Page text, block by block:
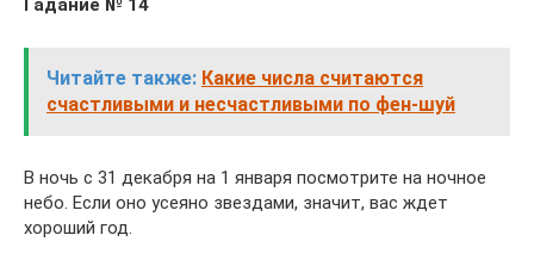
Читайте также: Какие числа считаются
счастливыми и несчастливыми по фен-шуй
В ночь с 31 декабря на 1 января посмотрите на ночное
небо. Если оно усеяно звездами, значит, вас ждет
хороший год.